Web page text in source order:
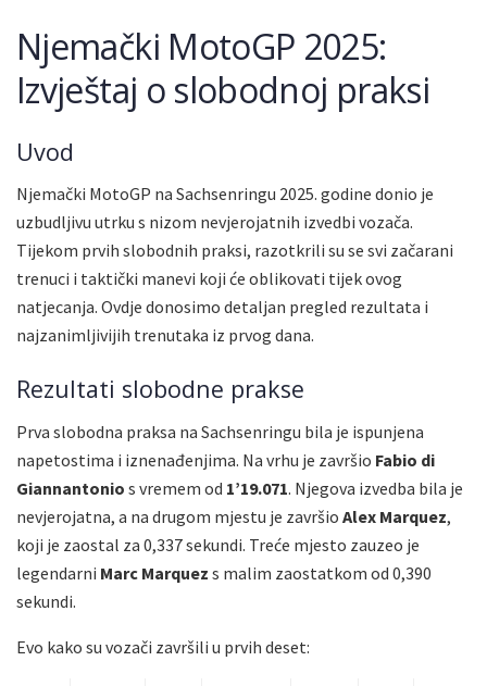
Njemački MotoGP 2025:
Izvještaj o slobodnoj praksi
Uvod
Njemački MotoGP na Sachsenringu 2025. godine donio je
uzbudljivu utrku s nizom nevjerojatnih izvedbi vozača.
Tijekom prvih slobodnih praksi, razotkrili su se svi začarani
trenuci i taktički manevi koji će oblikovati tijek ovog
natjecanja. Ovdje donosimo detaljan pregled rezultata i
najzanimljivijih trenutaka iz prvog dana.
Rezultati slobodne prakse
Prva slobodna praksa na Sachsenringu bila je ispunjena
napetostima i iznenađenjima. Na vrhu je završio Fabio di
Giannantonio s vremem od 1’19.071. Njegova izvedba bila je
nevjerojatna, a na drugom mjestu je završio Alex Marquez,
koji je zaostal za 0,337 sekundi. Treće mjesto zauzeo je
legendarni Marc Marquez s malim zaostatkom od 0,390
sekundi.
Evo kako su vozači završili u prvih deset: